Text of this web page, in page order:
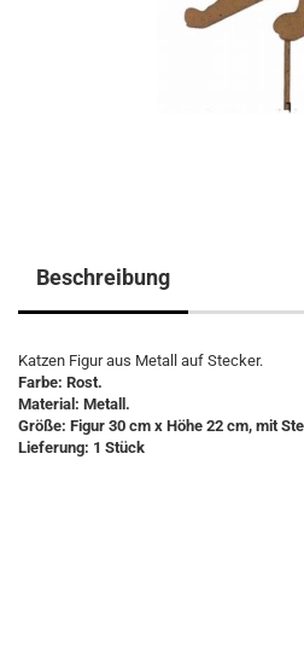
Beschreibung
Katzen Figur aus Metall auf Stecker.
Farbe: Rost.
Material: Metall.
Größe: Figur 30 cm x Höhe 22 cm, mit
Lieferung: 1 Stück